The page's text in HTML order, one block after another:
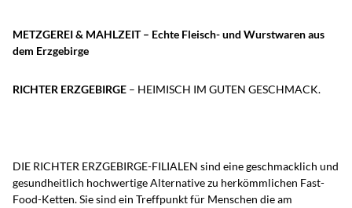
METZGEREI & MAHLZEIT – Echte Fleisch- und Wurstwaren aus
dem Erzgebirge
RICHTER ERZGEBIRGE – HEIMISCH IM GUTEN GESCHMACK.
DIE RICHTER ERZGEBIRGE-FILIALEN sind eine geschmacklich und
gesundheitlich hochwertige Alternative zu herkömmlichen Fast-
Food-Ketten. Sie sind ein Treffpunkt für Menschen die am